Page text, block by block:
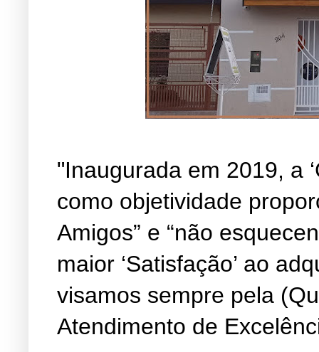
"Inaugurada em 2019, a
como objetividade
Amigos” e “não
maior ‘Satisfação’ ao
visamos sempre pela
Atendimento de